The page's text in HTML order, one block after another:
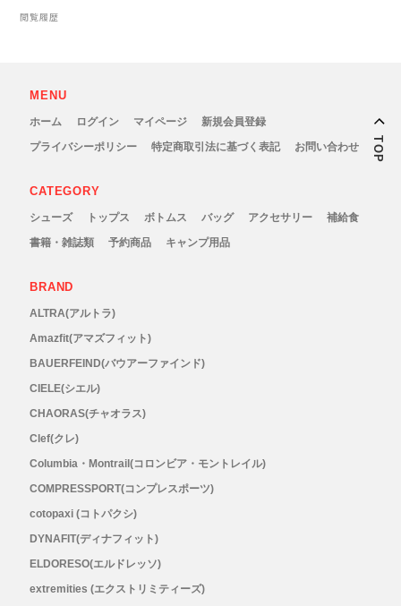
New Era(ニューエラ)
NNORMAL(ノーマル)
NORTEC (ノルテック)
ODLO (オドロ )
OLENO(オレノ)
OMM(オリジナルマウンテンマラソン)
On Running(オンランニング)
Outdoor Research (アウトドアリサーチ)
PaaGo WORKS(パーゴワークス)
patagonia(パタゴニア)
PRO-TEC(プロテック)
閲覧履歴
MENU
ホーム ログイン マイページ
新規会員登録
プライバシーポリシー
特定商取引法に基づく表記 お問い合わせ
CATEGORY
シューズ トップス ボトムス バッグ アクセサリー
補給食
書籍・雑誌類
予約商品 キャンプ用品
BRAND
ALTRA(アルトラ)
Amazfit(アマズフィット)
BAUERFEIND(バウアーファインド)
CIELE(シエル)
CHAORAS(チャオラス)
Clef(クレ)
Columbia・Montrail(コロンビア・モントレイル)
COMPRESSPORT(コンプレスポーツ)
cotopaxi (コトパクシ)
DYNAFIT(ディナフィット)
ELDORESO(エルドレッソ)
extremities (エクストリミティーズ)
TOP